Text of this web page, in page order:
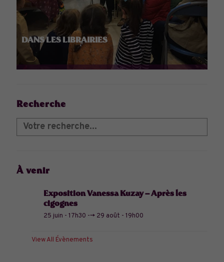
DANS LES LIBRAIRIES
Recherche
À venir
Exposition Vanessa Kuzay – Après les
cigognes
25 juin - 17h30 --> 29 août - 19h00
View All Évènements